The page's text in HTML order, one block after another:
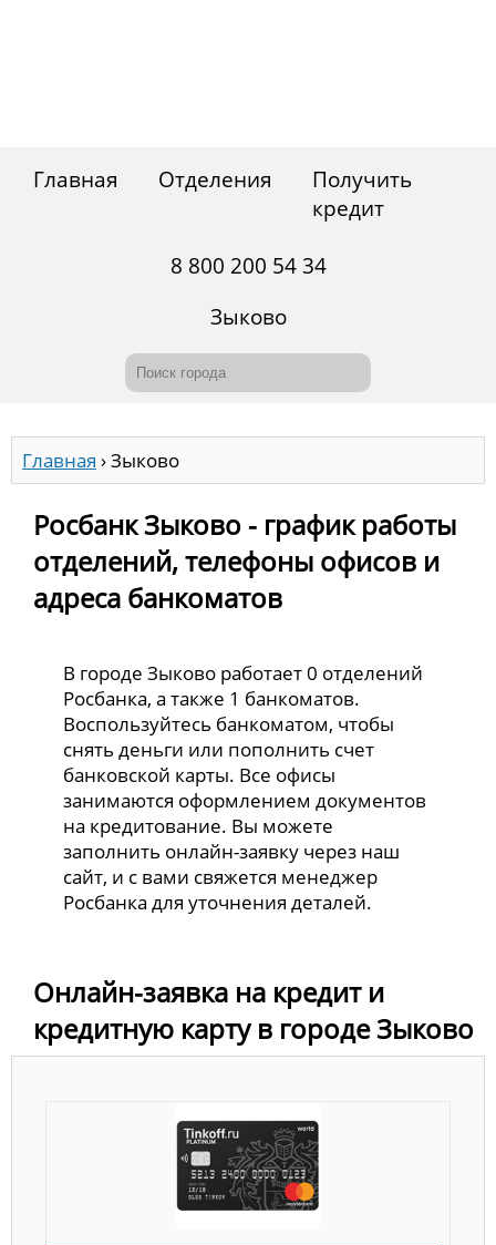
Главная Отделения
Получить
кредит
8 800 200 54 34
Зыково
Главная ›Зыково
Росбанк Зыково - график работы
отделений, телефоны офисов и
адреса банкоматов
В городе Зыково работает 0 отделений
Росбанка, а также 1 банкоматов.
Воспользуйтесь банкоматом, чтобы
снять деньги или пополнить счет
банковской карты. Все офисы
занимаются оформлением документов
на кредитование. Вы можете
заполнить онлайн-заявку через наш
сайт, и с вами свяжется менеджер
Росбанка для уточнения деталей.
Онлайн-заявка на кредит и
кредитную карту в городе Зыково